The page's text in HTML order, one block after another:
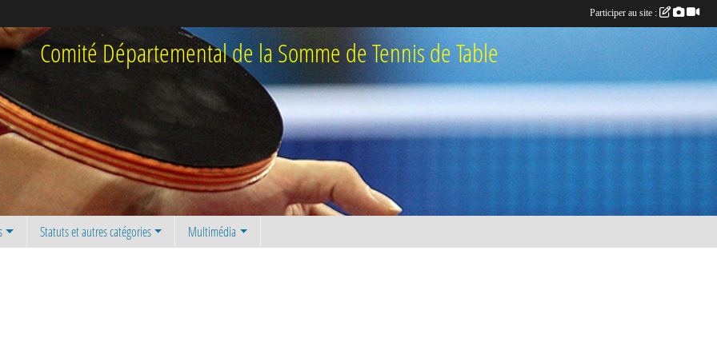
Comité Départemental de la Somme de Tennis de Table
Statuts et autres catégories Multimédia
Participer au site :